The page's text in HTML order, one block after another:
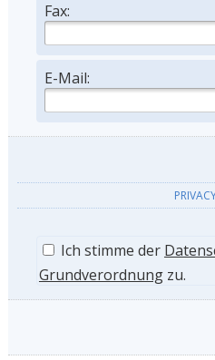
Fax:
E-Mail:
Ich stimme der
Grundverordnungzu.